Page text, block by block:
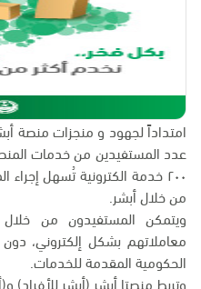
امتداداً لجهود و منجزات منصة
٢٠٠ خدمة الكترونية تُسهل
من خلال أبشر.
ويتمكن المستفيدون من
معاملاتهم بشكل إلكتروني،
الحكومية المقدمة للخدمات.
وتربط منصتا أبشر (أبشر للأفراد)